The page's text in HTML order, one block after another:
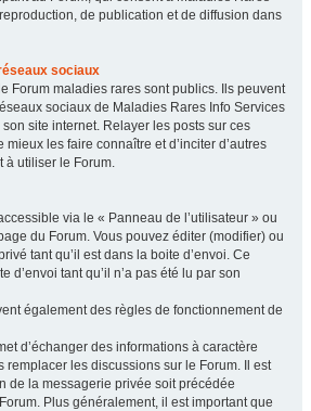
de publication et de diffusion dans
sociaux
Forum maladies rares sont publics. Ils peuvent
sociaux de Maladies Rares Info Services
site internet. Relayer les posts sur ces
les faire connaître et d’inciter d’autres
à utiliser le Forum.
via le « Panneau de l’utilisateur » ou
du Forum. Vous pouvez éditer (modifier) ou
tant qu’il est dans la boite d’envoi. Ce
d’envoi tant qu’il n’a pas été lu par son
également des règles de fonctionnement de
d’échanger des informations à caractère
remplacer les discussions sur le Forum. Il est
de la messagerie privée soit précédée
Plus généralement, il est important que